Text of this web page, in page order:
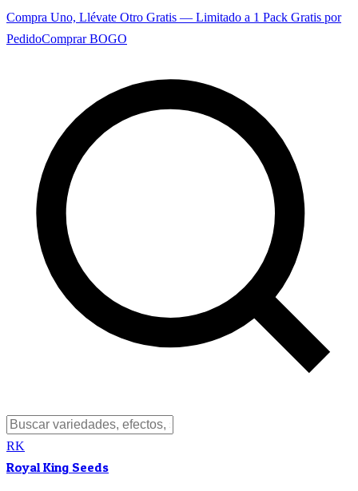
Compra Uno, Llévate Otro Gratis — Limitado a 1 Pack Gratis por
PedidoComprar BOGO
RK
Royal King Seeds